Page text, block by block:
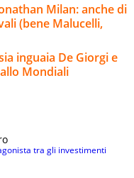
Milan: anche di
(bene Malucelli,
inguaia De Giorgi e
Mondiali
tra gli investimenti